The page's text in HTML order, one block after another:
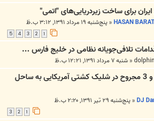
برای ساخت زیردریایی‌های "اتمی"
HASAN
« پنج‌شنبه ۱۹ مرداد ۱۳۹۱, ۳:۱۲ ب.ظ
3
4
5
تلافی‌جویانه نظامی در خلیج فارس ...
« شنبه ۷ مرداد ۱۳۹۱, ۱۲:۲۱ ب.ظ
فوری//یک کشته و 3 مجروح در شلیک کشتی آمریکایی به ساحل
DJ
« پنج‌شنبه ۲۹ تیر ۱۳۹۱, ۲:۲۰ ب.ظ
3